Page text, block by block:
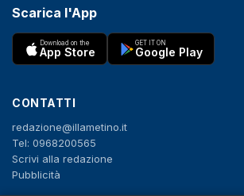
Scarica l'App
Download on the
App Store
GET IT ON
Google Play
CONTATTI
redazione@illametino.it
Tel: 0968200565
Scrivi alla redazione
Pubblicità